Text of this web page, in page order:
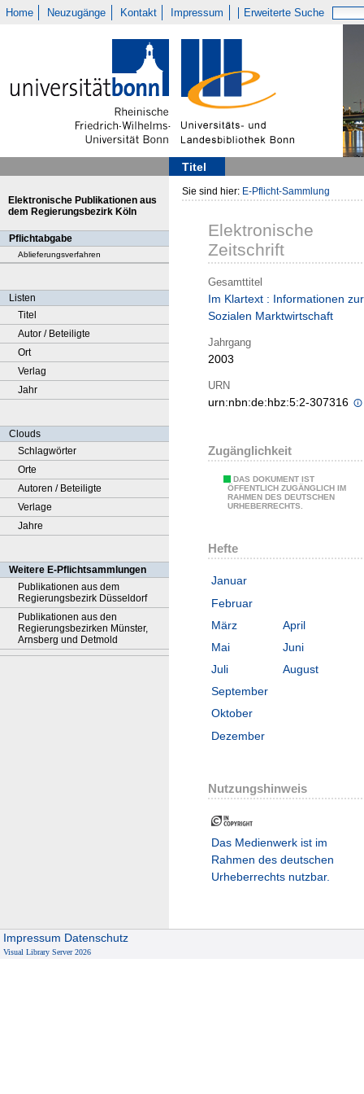
Home Neuzugänge Kontakt Impressum Erweiterte Suche
Titel
Elektronische Publikationen aus
dem Regierungsbezirk Köln
Pflichtabgabe
Ablieferungsverfahren
Listen
Titel
Autor / Beteiligte
Ort
Verlag
Jahr
Clouds
Schlagwörter
Orte
Autoren / Beteiligte
Verlage
Jahre
Weitere E-Pflichtsammlungen
Publikationen aus dem
Regierungsbezirk Düsseldorf
Publikationen aus den
Regierungsbezirken Münster,
Arnsberg und Detmold
Sie sind hier: E-Pflicht-Sammlung
Elektronische
Zeitschrift
Gesamttitel
Im Klartext : Informationen zur
Sozialen Marktwirtschaft
Jahrgang
2003
URN
urn:nbn:de:hbz:5:2-307316
Zugänglichkeit
DAS DOKUMENT IST
ÖFFENTLICH ZUGÄNGLICH IM
RAHMEN DES DEUTSCHEN
URHEBERRECHTS.
Hefte
Januar
Februar
März
April
Mai
Juni
Juli
August
September
Oktober
Dezember
Nutzungshinweis
Das Medienwerk ist im
Rahmen des deutschen
Urheberrechts nutzbar.
Impressum Datenschutz
Visual Library Server 2026